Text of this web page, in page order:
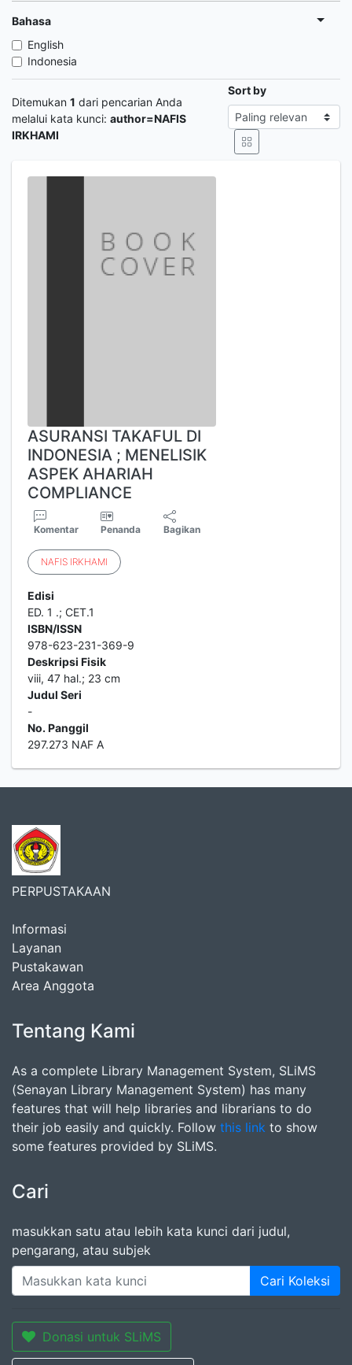
Bahasa
English
Indonesia
Ditemukan 1 dari pencarian Anda
melalui kata kunci: author=NAFIS
IRKHAMI
Sort by
ASURANSI TAKAFUL DI
INDONESIA ; MENELISIK
ASPEK AHARIAH
COMPLIANCE
Komentar Penanda Bagikan
NAFIS IRKHAMI
Edisi
ED. 1 .; CET.1
ISBN/ISSN
978-623-231-369-9
Deskripsi Fisik
viii, 47 hal.; 23 cm
Judul Seri
-
No. Panggil
297.273 NAF A
PERPUSTAKAAN
Informasi
Layanan
Pustakawan
Area Anggota
Tentang Kami
As a complete Library Management System, SLiMS
(Senayan Library Management System) has many
features that will help libraries and librarians to do
their job easily and quickly. Follow this link to show
some features provided by SLiMS.
Cari
masukkan satu atau lebih kata kunci dari judul,
pengarang, atau subjek
Cari Koleksi
Donasi untuk SLiMS